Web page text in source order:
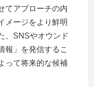
てアプローチの内
メージをより鮮明
、SNSやオウンド
報」を発信するこ
って将来的な候補